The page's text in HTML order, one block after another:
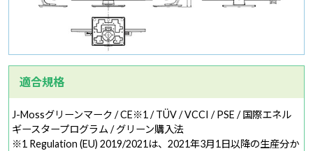
適合規格
J-Mossグリーンマーク / CE※1 / TÜV / VCCI / PSE / 国際エネル
ギースタープログラム / グリーン購入法
※1 Regulation (EU) 2019/2021は、2021年3月1日以降の生産分か